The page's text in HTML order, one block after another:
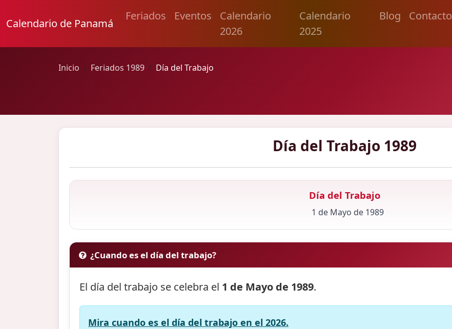
Calendario de Panamá
Feriados Eventos
Calendario
2026
Calendario
2025
Blog Contacto
Inicio Feriados 1989 Día del Trabajo
Día del Trabajo 1989
Día del Trabajo
1 de Mayo de 1989
¿Cuando es el día del trabajo?
El día del trabajo se celebra el 1 de Mayo de 1989.
Mira cuando es el día del trabajo en el 2026.